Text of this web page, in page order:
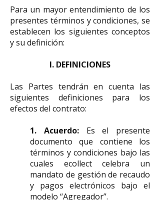
Para un mayor entendimiento de los
presentes términos y condiciones, se
establecen los siguientes conceptos
y su definición:
I. DEFINICIONES
Las Partes tendrán en cuenta las
siguientes definiciones para los
efectos del contrato:
1. Acuerdo:Es el presente
documento que contiene los
términos y condiciones bajo las
cuales ecollect celebra un
mandato de gestión de recaudo
y pagos electrónicos bajo el
modelo “Agregador”.